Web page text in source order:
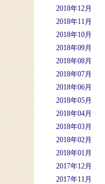
2018年12月
2018年11月
2018年10月
2018年09月
2018年08月
2018年07月
2018年06月
2018年05月
2018年04月
2018年03月
2018年02月
2018年01月
2017年12月
2017年11月